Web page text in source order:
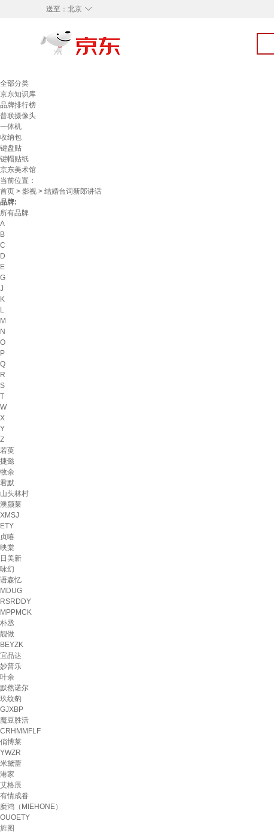
◇
送至： 北京
全部分类
京东知识库
品牌排行榜
普联摄像头
一体机
收纳包
键盘贴
键帽贴纸
京东美术馆
当前位置：
首页 > 影视 > 结婚台词新郎讲话
品牌:
所有品牌
A
B
C
D
E
G
J
K
L
M
N
O
P
Q
R
S
T
W
X
Y
Z
若萸
捷懿
牧余
君默
山头林村
澳颜莱
XMSJ
ETY
贞嘻
映棠
日美新
咏幻
语森忆
MDUG
RSRDDY
MPPMCK
朴丞
靓做
BEYZK
宜品达
妙普乐
叶余
默然诺尔
玖纹豹
GJXBP
魔豆胜活
CRHMMFLF
俏博莱
YWZR
米黛蕾
港家
艾格辰
有情成眷
糜鸿（MIEHONE）
OUOETY
旌图